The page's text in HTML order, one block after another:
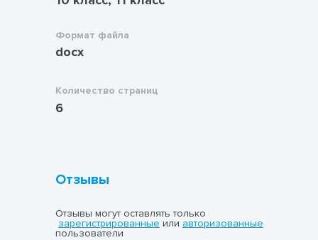
Формат файла
docx
Количество страниц
6
Отзывы
Отзывы могут оставлять только
зарегистрированные или авторизованные
пользователи